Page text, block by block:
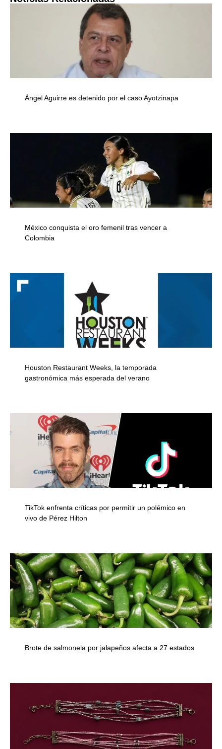
Ángel Aguirre es detenido por el caso Ayotzinapa
México conquista el oro femenil tras vencer a
Colombia
Houston Restaurant Weeks, la temporada
gastronómica más esperada del verano
TikTok enfrenta críticas por permitir un polémico en
vivo de Pérez Hilton
Brote de salmonela por jalapeños afecta a 27 estados